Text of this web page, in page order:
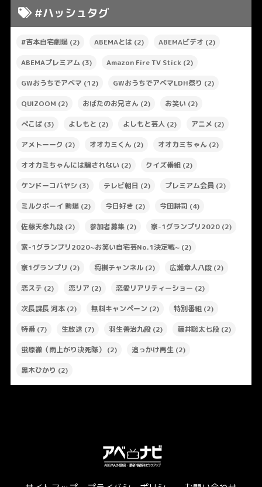
#ハッシュタグ
#吉本自宅劇場(2) ABEMAとは (2) ABEMAビデオ (2)
ABEMAプレミアム (3) Amazon Fire TV Stick(2)
GWおうちでアベマ (12) GWおうちでアベマLDH祭り (2)
QUIZOOM (2) おばたのお兄さん (2) お笑い (2)
ぺこぱ(3) よしもと (2) よしもと芸人(2) アニメ (2)
アメトーーク (2) オオカミくん (2) オオカミちゃん (2)
オオカミちゃんには騙されない (2) クイズ番組(2)
ケンドーコバヤシ (3) テレビ朝日 (2) プレミアム会員 (2)
ミルクボーイ 駒場(2) 今日好き (2) 今田耕司 (4)
佐藤天彦九段(2) 参加者募集(2) 家-1グランプリ2020(2)
家-1グランプリ2020~お笑い自宅芸No.1決定戦~(2)
家1グランプリ (2) 将棋チャンネル(2) 広瀬章人八段(2)
恋ステ (2) 恋リア (2) 恋愛リアリティーショー (2)
次長課長 河本(2) 無料キャンペーン (2) 特別番組(2)
特番(7) 生放送 (7) 羽生善治九段(2) 藤井聡太七段(2)
蛍原徹（雨上がり決死隊） (2) 追っかけ再生 (2)
黒木ひかり (2)